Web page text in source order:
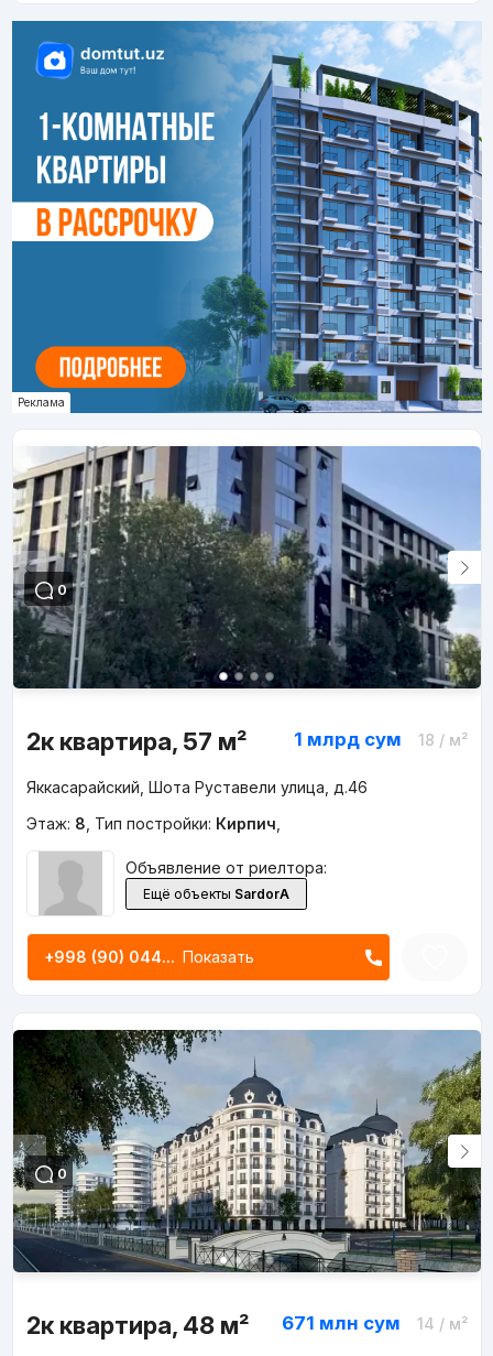
Реклама
0
2к квартира, 57 м² 1 млрд сум 18 / м²
Яккасарайский, Шота Руставели улица, д.46
Этаж: 8 Тип постройки: Кирпич
Объявление от риелтора:
Ещё объекты SardorA
+998 (90) 044... Показать
0
2к квартира, 48 м² 671 млн сум 14 / м²